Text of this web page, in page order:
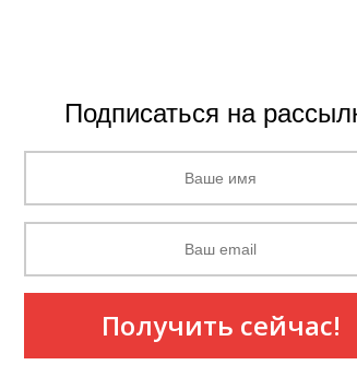
Подписаться на
Получить сейчас!